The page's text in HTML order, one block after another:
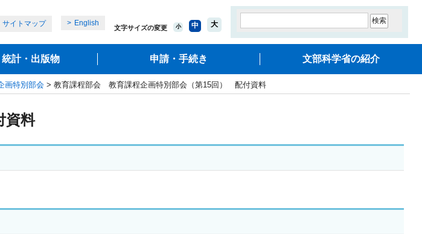
サイトマップ English
文字サイズの変更 小 中 大
統計・出版物 申請・手続き 文部科学省の紹介
画特別部会 > 教育課程部会 教育課程企画特別部会（第15回） 配付資料
資料